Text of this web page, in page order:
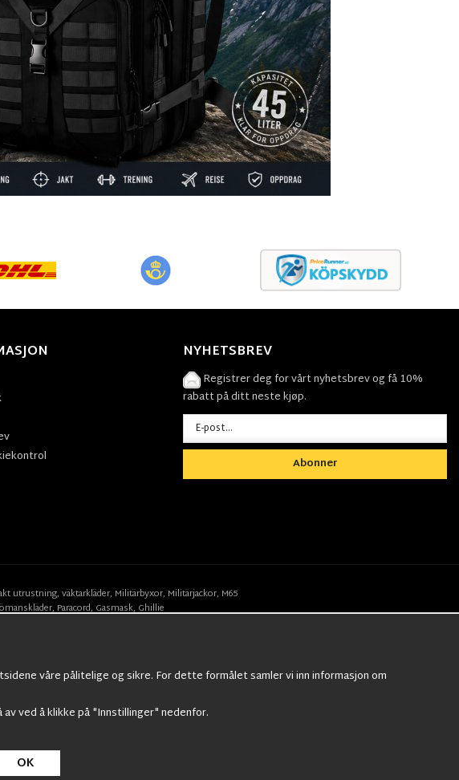
NYHETSBREV
Registrer deg for vårt nyhetsbrev og få 10%
rabatt på ditt neste kjøp.
Abonner
utrustning,väktarkläder, Militärbyxor, Militärjackor, M65
,Paracord,Gasmask,Ghillie
våre pålitelige og sikre. For dette formålet samler vi inn informasjon om
ved å klikke på "Innstillinger" nedenfor.
OK